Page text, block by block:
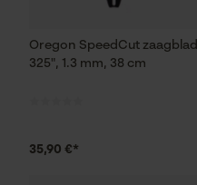
Oregon SpeedCut zaagblad
325", 1.3 mm, 38 cm
35,90 €*